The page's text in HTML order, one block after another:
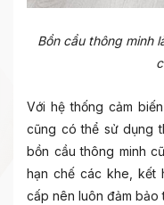
Bồn cầu thông minh
Với hệ thống cảm
cũng có thể sử dụng
bồn cầu thông minh
hạn chế các khe, kết
cấp nên luôn đảm bảo